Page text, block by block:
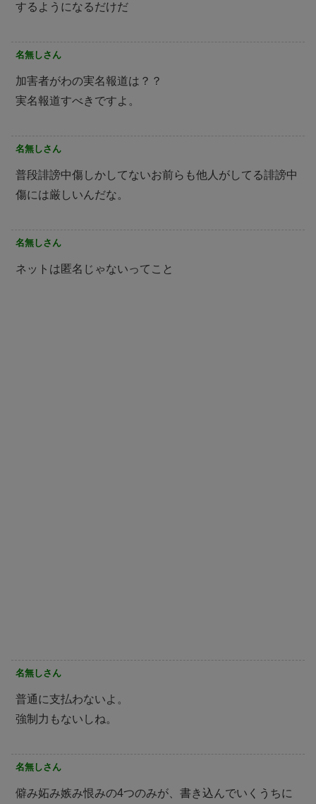
するようになるだけだ
名無しさん
加害者がわの実名報道は？？
実名報道すべきですよ。
名無しさん
普段誹謗中傷しかしてないお前らも他人がしてる誹謗中
傷には厳しいんだな。
名無しさん
ネットは匿名じゃないってこと
名無しさん
普通に支払わないよ。
強制力もないしね。
名無しさん
僻み妬み嫉み恨みの4つのみが、書き込んでいくうちに